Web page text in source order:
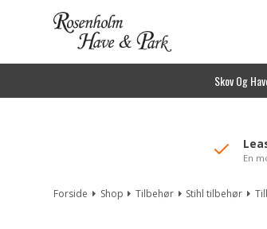
Skov Og
En
Forside Shop Tilbehør Stihl tilbehør